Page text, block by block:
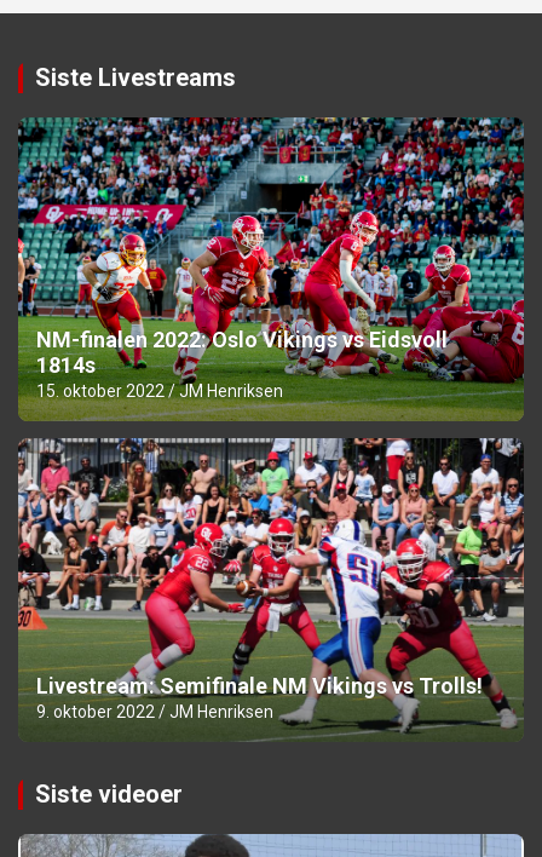
Siste Livestreams
NM-finalen 2022: Oslo Vikings vs Eidsvoll
1814s
15. oktober 2022 JM Henriksen
Livestream: Semifinale NM Vikings vs Trolls!
9. oktober 2022 JM Henriksen
Siste videoer